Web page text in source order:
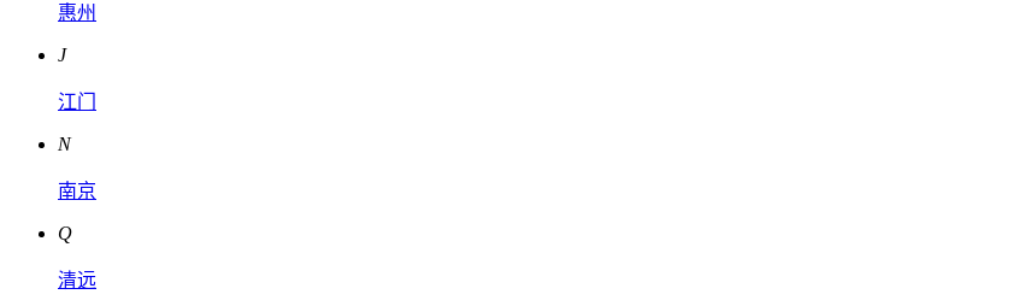
惠州
J
江门
N
南京
Q
清远